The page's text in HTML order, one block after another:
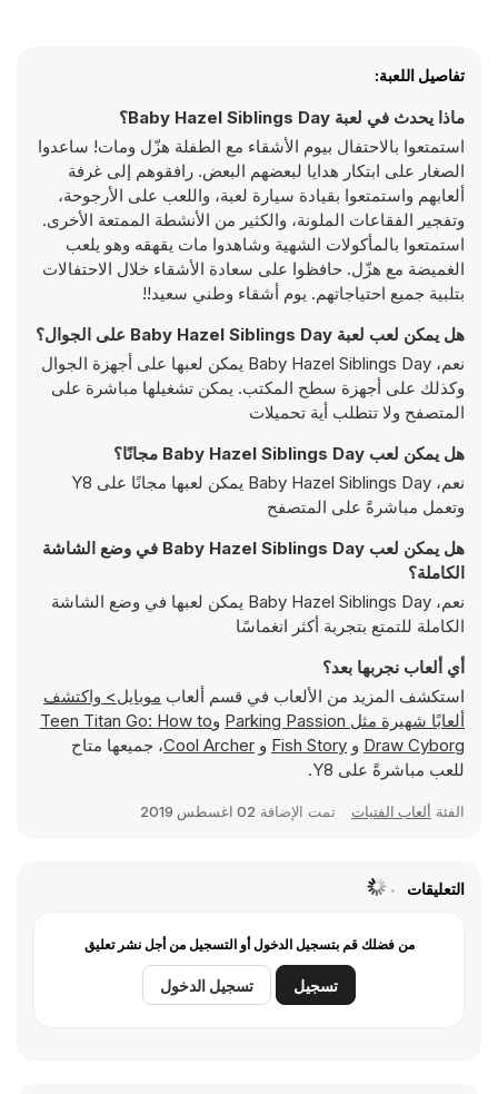
تفاصيل اللعبة:
ماذا يحدث في لعبة Baby Hazel Siblings Day؟
استمتعوا بالاحتفال بيوم الأشقاء مع الطفلة هزّل ومات! ساعدوا
الصغار على ابتكار هدايا لبعضهم البعض. رافقوهم إلى غرفة
ألعابهم واستمتعوا بقيادة سيارة لعبة، واللعب على الأرجوحة،
وتفجير الفقاعات الملونة، والكثير من الأنشطة الممتعة الأخرى.
استمتعوا بالمأكولات الشهية وشاهدوا مات يقهقه وهو يلعب
الغميضة مع هزّل. حافظوا على سعادة الأشقاء خلال الاحتفالات
بتلبية جميع احتياجاتهم. يوم أشقاء وطني سعيد!!
هل يمكن لعب لعبة Baby Hazel Siblings Day على الجوال؟
نعم، Baby Hazel Siblings Day يمكن لعبها على أجهزة الجوال
وكذلك على أجهزة سطح المكتب. يمكن تشغيلها مباشرة على
المتصفح ولا تتطلب أية تحميلات
هل يمكن لعب Baby Hazel Siblings Day مجانًا؟
نعم، Baby Hazel Siblings Day يمكن لعبها مجانًا على Y8
وتعمل مباشرةً على المتصفح
هل يمكن لعب Baby Hazel Siblings Day في وضع الشاشة
الكاملة؟
نعم، Baby Hazel Siblings Day يمكن لعبها في وضع الشاشة
الكاملة للتمتع بتجربة أكثر انغماسًا
أي ألعاب نجربها بعد؟
استكشف المزيد من الألعاب في قسم ألعاب
موبايل> واكتشف
ألعابًا شهيرة مثل Parking Passion وTeen Titan Go: How to
Draw Cyborg و Fish Story و Cool Archer، جميعها متاح
للعب مباشرةً على Y8.
الفئة ألعاب الفتيات تمت الإضافة 02 اغسطس 2019
التعليقات
من فضلك قم بتسجيل الدخول أو التسجيل من أجل نشر تعليق
تسجيل تسجيل الدخول